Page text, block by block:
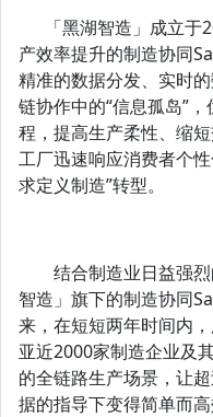
「黑湖智造」成立于
产效率提升的制造协同
精准的数据分发、实时
链协作中的“信息孤岛”
程，提高生产柔性、缩
工厂迅速响应消费者个
求定义制造”转型。
结合制造业日益强烈
智造」旗下的制造协同
来，在短短两年时间内
亚近2000家制造企业及
的全链路生产场景，让
据的指导下变得简单而